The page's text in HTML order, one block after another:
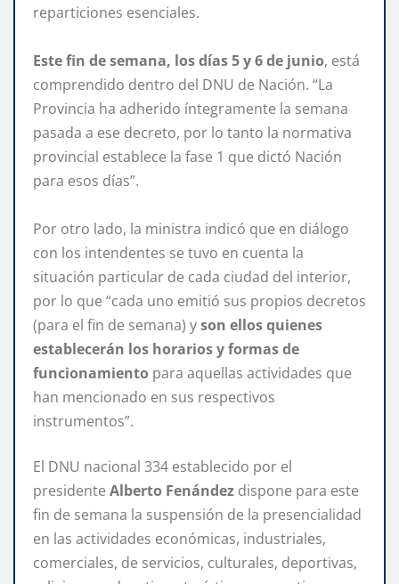
reparticiones esenciales.
Este fin de semana, los días 5 y 6 de junio, está
comprendido dentro del DNU de Nación. “La
Provincia ha adherido íntegramente la semana
pasada a ese decreto, por lo tanto la normativa
provincial establece la fase 1 que dictó Nación
para esos días”.
Por otro lado, la ministra indicó que en diálogo
con los intendentes se tuvo en cuenta la
situación particular de cada ciudad del interior,
por lo que “cada uno emitió sus propios decretos
(para el fin de semana) yson ellos quienes
establecerán los horarios y formas de
funcionamiento para aquellas actividades que
han mencionado en sus respectivos
instrumentos”.
El DNU nacional 334 establecido por el
presidente Alberto Fenández dispone para este
fin de semana la suspensión de la presencialidad
en las actividades económicas, industriales,
comerciales, de servicios, culturales, deportivas,